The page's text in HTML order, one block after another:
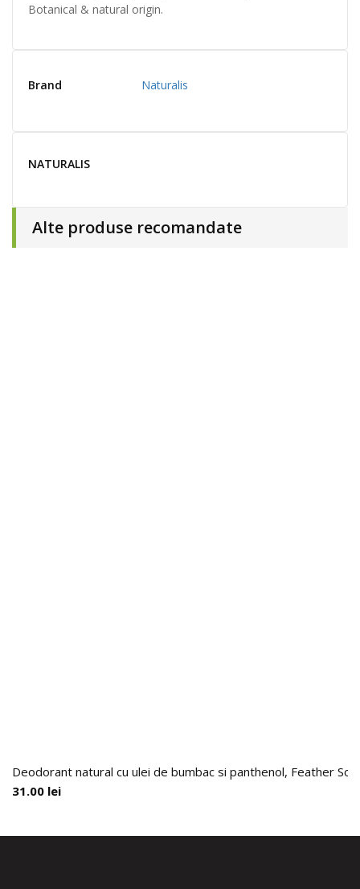
Botanical & natural origin.
Brand Naturalis
NATURALIS
Alte produse recomandate
Deodorant natural cu ulei de bumbac si panthenol, Feather
31.00 lei